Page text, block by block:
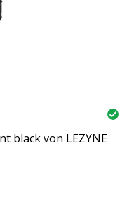
black von LEZYNE